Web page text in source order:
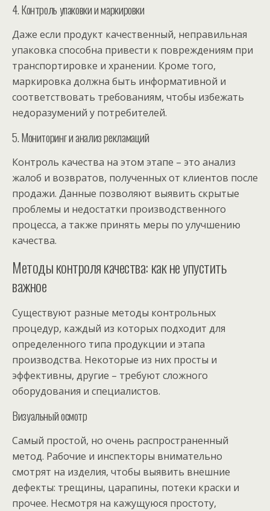
4. Контроль упаковки и маркировки
Даже если продукт качественный, неправильная
упаковка способна привести к повреждениям при
транспортировке и хранении. Кроме того,
маркировка должна быть информативной и
соответствовать требованиям, чтобы избежать
недоразумений у потребителей.
5. Мониторинг и анализ рекламаций
Контроль качества на этом этапе – это анализ
жалоб и возвратов, полученных от клиентов после
продажи. Данные позволяют выявить скрытые
проблемы и недостатки производственного
процесса, а также принять меры по улучшению
качества.
Методы контроля качества: как не упустить
важное
Существуют разные методы контрольных
процедур, каждый из которых подходит для
определенного типа продукции и этапа
производства. Некоторые из них просты и
эффективны, другие – требуют сложного
оборудования и специалистов.
Визуальный осмотр
Самый простой, но очень распространенный
метод. Рабочие и инспекторы внимательно
смотрят на изделия, чтобы выявить внешние
дефекты: трещины, царапины, потеки краски и
прочее. Несмотря на кажущуюся простоту,